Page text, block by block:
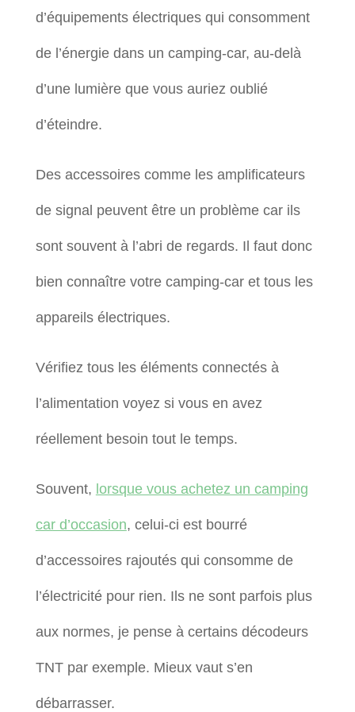
d’équipements électriques qui consomment
de l’énergie dans un camping-car, au-delà
d’une lumière que vous auriez oublié
d’éteindre.
Des accessoires comme les amplificateurs
de signal peuvent être un problème car ils
sont souvent à l’abri de regards. Il faut donc
bien connaître votre camping-car et tous les
appareils électriques.
Vérifiez tous les éléments connectés à
l’alimentation voyez si vous en avez
réellement besoin tout le temps.
Souvent, lorsque vous achetez un camping
car d’occasion, celui-ci est bourré
d’accessoires rajoutés qui consomme de
l’électricité pour rien. Ils ne sont parfois plus
aux normes, je pense à certains décodeurs
TNT par exemple. Mieux vaut s’en
débarrasser.